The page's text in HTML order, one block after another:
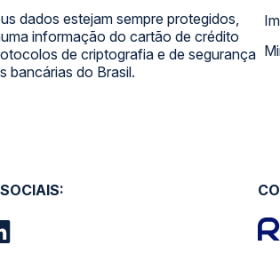
dados estejam sempre protegidos,
informação do cartão de crédito
de criptografia e de segurança
bancárias do Brasil.